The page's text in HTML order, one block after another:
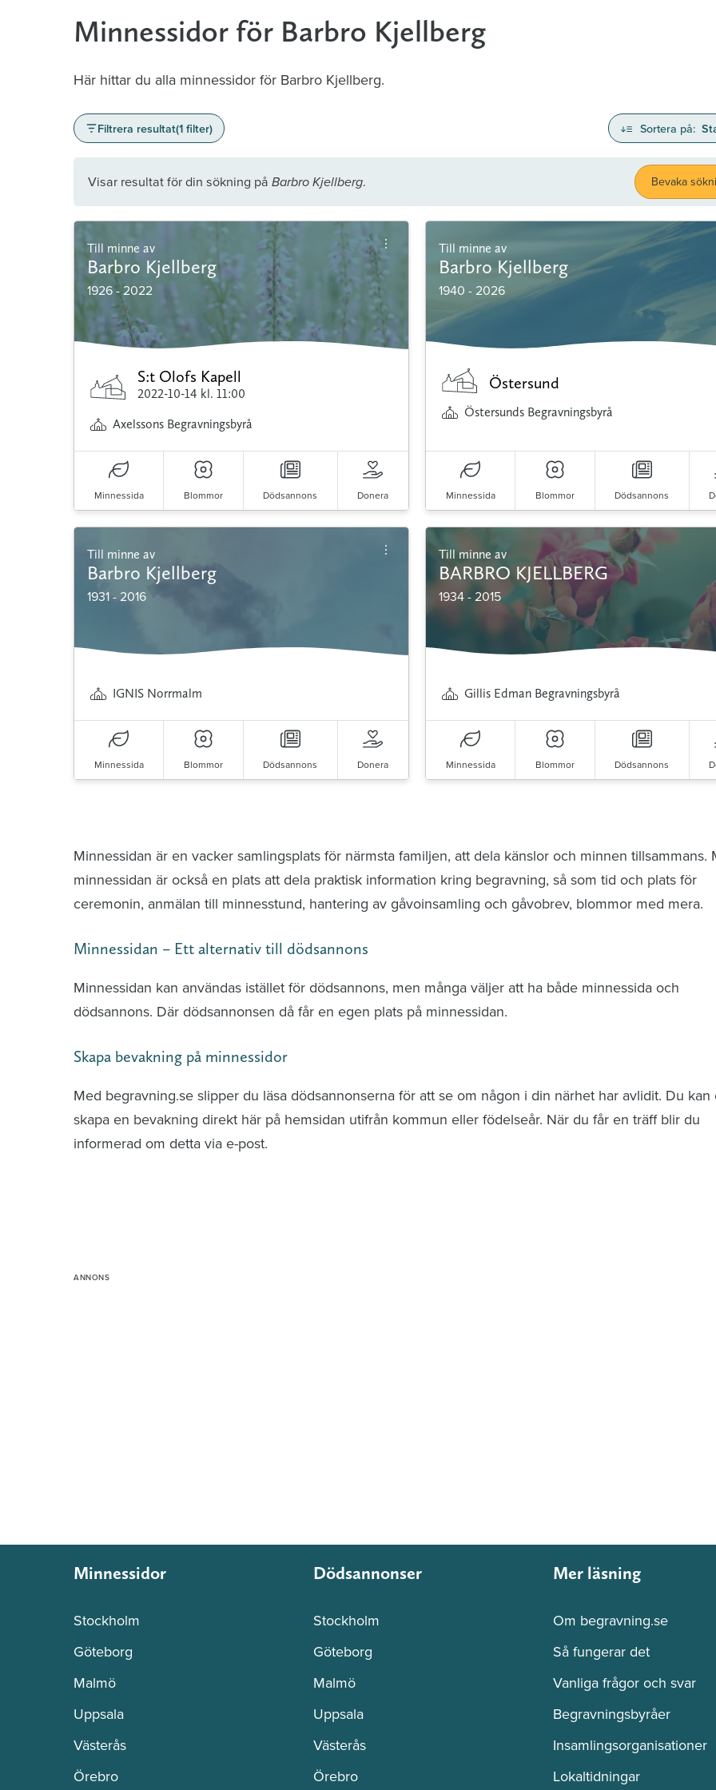
Minnessidor för Barbro Kjellberg
Här hittar du alla minnessidor för Barbro Kjellberg.
Filtrera resultat(1 filter) Sortera på:
Visar resultat för din sökning på Barbro Kjellberg. Bevaka
Till minne av
Barbro Kjellberg
1926 - 2022
S:t Olofs Kapell
2022-10-14 kl. 11:00
Axelssons Begravningsbyrå
Minnessida Blommor Dödsannons Donera
Till minne av
Barbro Kjellberg
1940 - 2026
Östersund
Östersunds Begravningsbyrå
Minnessida Blommor Dödsannons
Till minne av
Barbro Kjellberg
1931 - 2016
IGNIS Norrmalm
Minnessida Blommor Dödsannons Donera
Till minne av
BARBRO KJELLBERG
1934 - 2015
Gillis Edman Begravningsbyrå
Minnessida Blommor Dödsannons
Minnessidan är en vacker samlingsplats för närmsta familjen, att dela känslor och minnen tillsammans.
minnessidan är också en plats att dela praktisk information kring begravning, så som tid och plats för
ceremonin, anmälan till minnesstund, hantering av gåvoinsamling och gåvobrev, blommor med mera.
Minnessidan – Ett alternativ till dödsannons
Minnessidan kan användas istället för dödsannons, men många väljer att ha både minnessida och
dödsannons. Där dödsannonsen då får en egen plats på minnessidan.
Skapa bevakning på minnessidor
Med begravning.se slipper du läsa dödsannonserna för att se om någon i din närhet har avlidit. Du kan
skapa en bevakning direkt här på hemsidan utifrån kommun eller födelseår. När du får en träff blir du
informerad om detta via e-post.
Minnessidor
Stockholm
Göteborg
Malmö
Uppsala
Västerås
Örebro
Dödsannonser
Stockholm
Göteborg
Malmö
Uppsala
Västerås
Örebro
Mer läsning
Om begravning.se
Så fungerar det
Vanliga frågor och svar
Begravningsbyråer
Insamlingsorganisationer
Lokaltidningar